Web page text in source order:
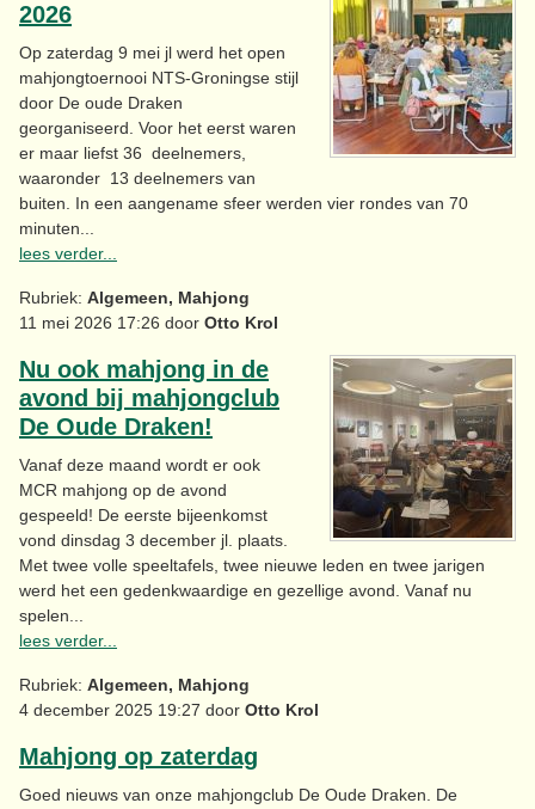
2026
Op zaterdag 9 mei jl werd het open
mahjongtoernooi NTS-Groningse stijl
door De oude Draken
georganiseerd. Voor het eerst waren
er maar liefst 36 deelnemers,
waaronder 13 deelnemers van
buiten. In een aangename sfeer werden vier rondes van 70
minuten...
lees verder...
Rubriek: Algemeen, Mahjong
11 mei 2026 17:26 door Otto Krol
Nu ook mahjong in de
avond bij mahjongclub
De Oude Draken!
Vanaf deze maand wordt er ook
MCR mahjong op de avond
gespeeld! De eerste bijeenkomst
vond dinsdag 3 december jl. plaats.
Met twee volle speeltafels, twee nieuwe leden en twee jarigen
werd het een gedenkwaardige en gezellige avond. Vanaf nu
spelen...
lees verder...
Rubriek: Algemeen, Mahjong
4 december 2025 19:27 door Otto Krol
Mahjong op zaterdag
Goed nieuws van onze mahjongclub De Oude Draken. De